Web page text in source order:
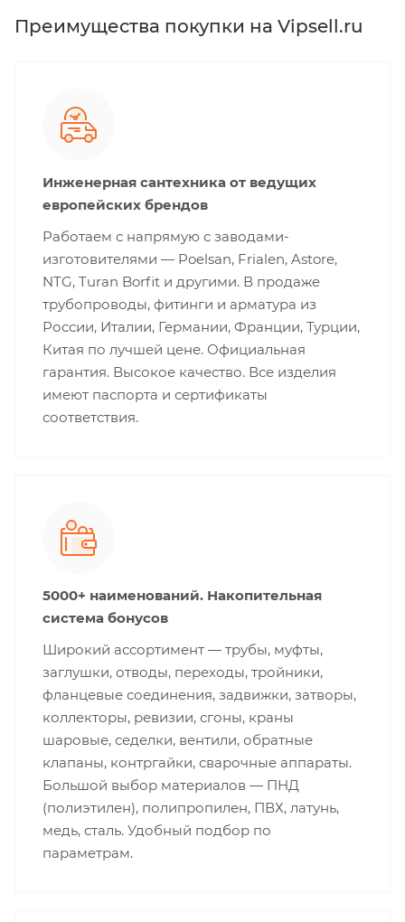
Преимущества покупки на Vipsell.ru
Инженерная сантехника от ведущих
европейских брендов
Работаем с напрямую с заводами-
изготовителями — Poelsan, Frialen, Astore,
NTG, Turan Borfit и другими. В продаже
трубопроводы, фитинги и арматура из
России, Италии, Германии, Франции, Турции,
Китая по лучшей цене. Официальная
гарантия. Высокое качество. Все изделия
имеют паспорта и сертификаты
соответствия.
5000+ наименований. Накопительная
система бонусов
Широкий ассортимент — трубы, муфты,
заглушки, отводы, переходы, тройники,
фланцевые соединения, задвижки, затворы,
коллекторы, ревизии, сгоны, краны
шаровые, седелки, вентили, обратные
клапаны, контргайки, сварочные аппараты.
Большой выбор материалов — ПНД
(полиэтилен), полипропилен, ПВХ, латунь,
медь, сталь. Удобный подбор по
параметрам.